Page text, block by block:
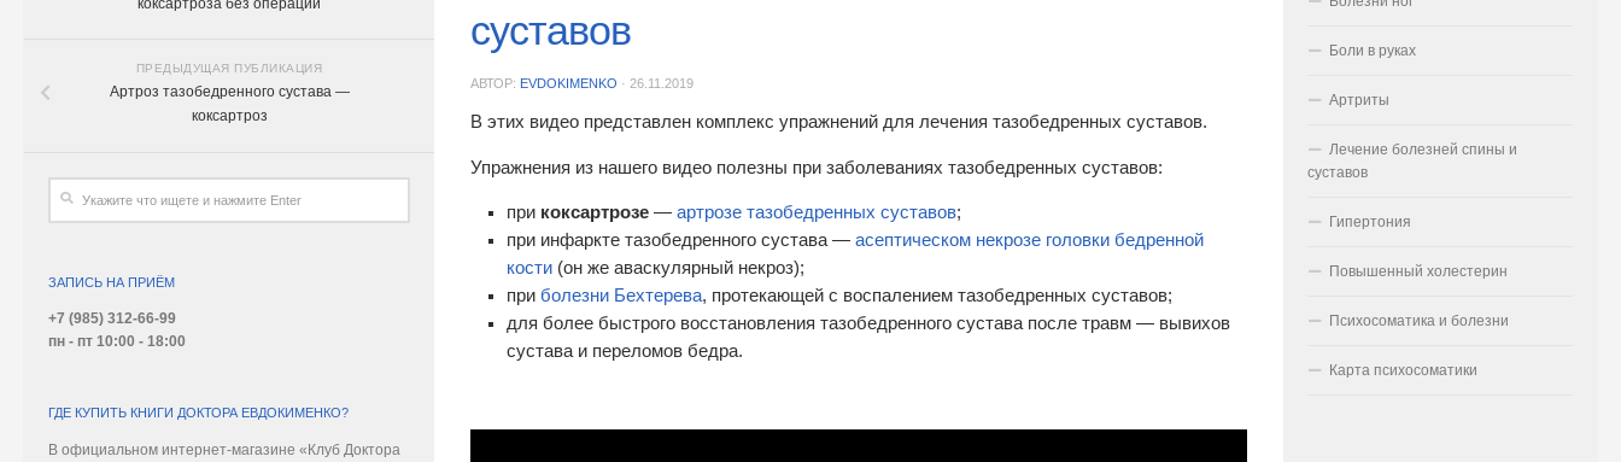
суставов
АВТОР: EVDOKIMENKO · 26.11.2019
В этих видео представлен комплекс упражнений для лечения тазобедренных суставов.
Упражнения из нашего видео полезны при заболеваниях тазобедренных суставов:
при коксартрозе — артрозе тазобедренных суставов;
при инфаркте тазобедренного сустава — асептическом некрозе головки бедренной
кости (он же аваскулярный некроз);
при болезни Бехтерева, протекающей с воспалением тазобедренных суставов;
для более быстрого восстановления тазобедренного сустава после травм — вывихов
сустава и переломов бедра.
коксартроза без операции
ПРЕДЫДУЩАЯ ПУБЛИКАЦИЯ
Артроз тазобедренного сустава —
коксартроз
ЗАПИСЬ НА ПРИЁМ
+7 (985) 312-66-99
пн - пт 10:00 - 18:00
ГДЕ КУПИТЬ КНИГИ ДОКТОРА ЕВДОКИМЕНКО?
В официальном интернет-магазине «Клуб Доктора
Боли в руках
Артриты
Лечение болезней спины и
суставов
Гипертония
Повышенный холестерин
Психосоматика и болезни
Карта психосоматики